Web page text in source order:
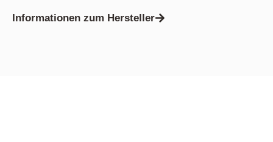
Informationen zum Hersteller